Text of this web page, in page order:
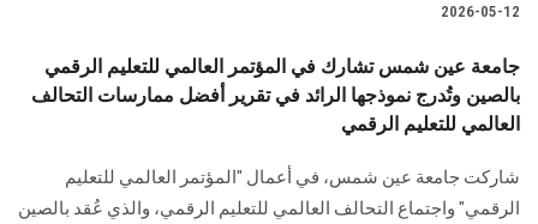
2026-05-12
جامعة عين شمس تشارك في المؤتمر العالمي للتعليم الرقمي
بالصين وتُدرج نموذجها الرائد في تقرير أفضل ممارسات التحالف
العالمي للتعليم الرقمي
شاركت جامعة عين شمس، في أعمال "المؤتمر العالمي للتعليم
الرقمي" واجتماع التحالف العالمي للتعليم الرقمي، والذي عُقد بالصين